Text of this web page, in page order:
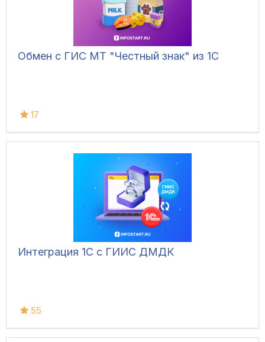
Обмен с ГИС МТ "Честный знак" из 1С
17
Интеграция 1С с ГИИС ДМДК
55